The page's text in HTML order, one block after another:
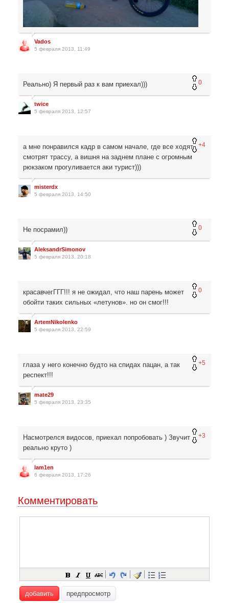
Vados
5 февраля 2013, 11:49
0
Реально) Я первый раз к вам приехал)))
twice
5 февраля 2013, 12:57
+4
а мне понравился кадр в самом начале, где все ходят
смотрят трассу, а вишня на заднем плане с огромным
рюкзаком прогуливается аки турист)))
misterdx
5 февраля 2013, 14:50
0
Не посрамил))
AleksandrSimonov
5 февраля 2013, 20:18
0
красавчегГГГ!!! я не ожидал, что наш парень может
обойти таких сильных «летунов». но он смог!!!
ArtemNikolenko
5 февраля 2013, 22:59
+5
глаза у него конечно будто на спидах пацан, а так
респект!!!
mate29
5 февраля 2013, 23:35
+3
Насмотрелся видосов, приехал попробовать ) Звучит
реально круто )
lam1en
6 февраля 2013, 17:26
Комментировать
добавить предпросмотр